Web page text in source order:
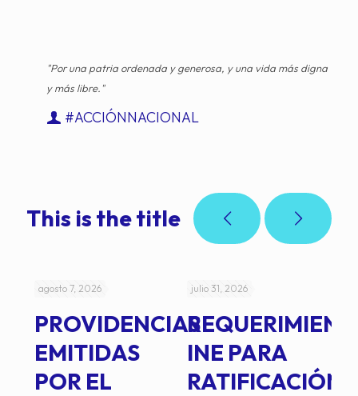
"Por una patria ordenada y generosa, y una vida más digna
y más libre."
#ACCIÓNNACIONAL
This is the title
agosto 7, 2026
PROVIDENCIAS
EMITIDAS
POR EL
julio 31, 2026
INE PARA
RATIFICACIÓN